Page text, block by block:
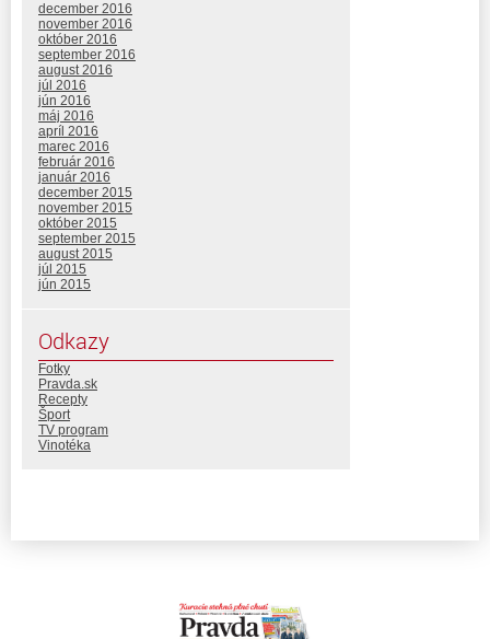
december 2016
november 2016
október 2016
september 2016
august 2016
júl 2016
jún 2016
máj 2016
apríl 2016
marec 2016
február 2016
január 2016
december 2015
november 2015
október 2015
september 2015
august 2015
júl 2015
jún 2015
Odkazy
Fotky
Pravda.sk
Recepty
Šport
TV program
Vinotéka